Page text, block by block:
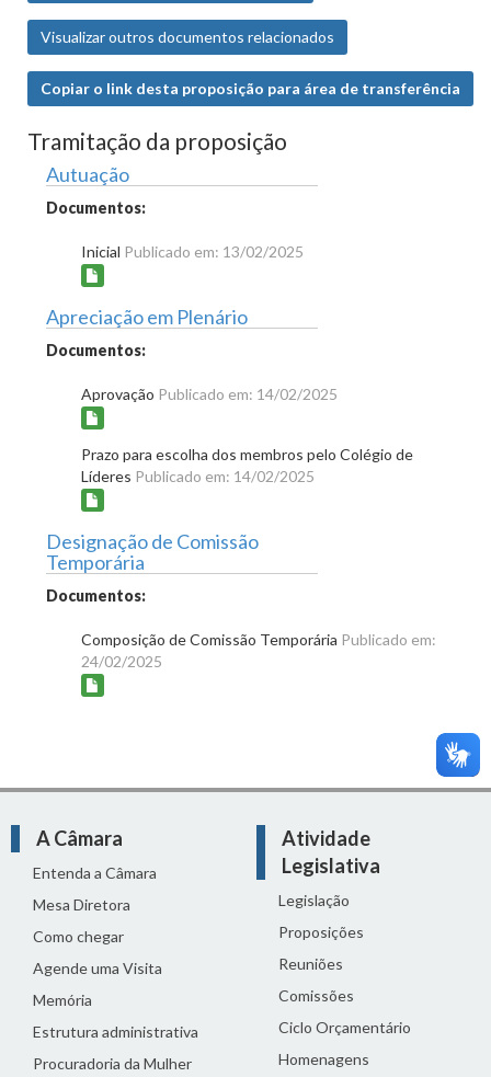
Visualizar outros documentos relacionados
Copiar o link desta proposição para área de transferência
Tramitação da proposição
Autuação
Documentos:
Inicial Publicado em: 13/02/2025
Apreciação em Plenário
Documentos:
Aprovação Publicado em: 14/02/2025
Prazo para escolha dos membros pelo Colégio de
Líderes Publicado em: 14/02/2025
Designação de Comissão
Temporária
Documentos:
Composição de Comissão Temporária Publicado em:
24/02/2025
A Câmara
Entenda a Câmara
Mesa Diretora
Como chegar
Agende uma Visita
Memória
Estrutura administrativa
Procuradoria da Mulher
Atividade
Legislativa
Legislação
Proposições
Reuniões
Comissões
Ciclo Orçamentário
Homenagens